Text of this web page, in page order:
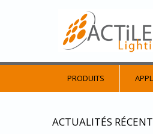
PRODUITS
ACTUALITÉS